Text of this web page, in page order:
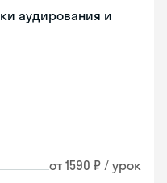
аудирования и
от 1590 ₽ / урок